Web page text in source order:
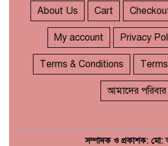
About Us Cart
My account Privacy
Terms & Conditions
আমাদের পরিবার
সম্পাদক ও প্রকাশক: মো: